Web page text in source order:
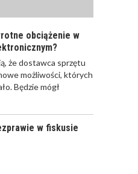
obciążenie w
że dostawca sprzętu
możliwości, których
Będzie mógł
w fiskusie